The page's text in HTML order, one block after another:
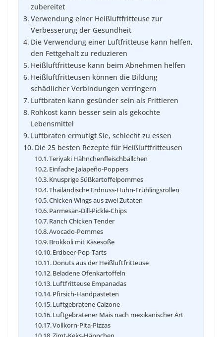
zubereitet
Verwendung einer Heißluftfritteuse zur
Verbesserung der Gesundheit
Die Verwendung einer Luftfritteuse kann helfen,
den Fettgehalt zu reduzieren
Heißluftfritteuse kann beim Abnehmen helfen
Heißluftfritteusen können die Bildung
schädlicher Verbindungen verringern
Luftbraten kann gesünder sein als Frittieren
Rohkost kann besser sein als gekochte
Lebensmittel
Luftbraten ermutigt Sie, schlecht zu essen
Die 25 besten Rezepte für Heißluftfritteusen
Teriyaki Hähnchenfleischbällchen
Einfache Jalapeño-Poppers
Knusprige Süßkartoffelpommes
Thailändische Erdnuss-Huhn-Frühlingsrollen
Chicken Wings aus zwei Zutaten
Parmesan-Dill-Pickle-Chips
Ranch Chicken Tender
Avocado-Pommes
Brokkoli mit Käsesoße
Erdbeer-Pop-Tarts
Donuts aus der Heißluftfritteuse
Beladene Ofenkartoffeln
Luftfritteuse Empanadas
Pfirsich-Handpasteten
Luftgebratene Calzone
Luftgebratener Mais nach mexikanischer Art
Vollkorn-Pita-Pizzas